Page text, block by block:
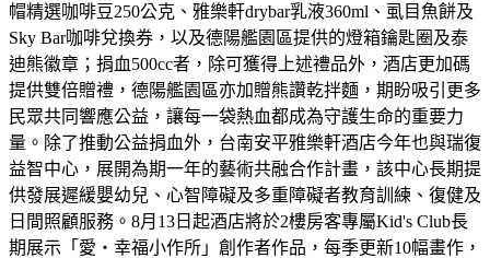
帽精選咖啡豆250公克、雅樂軒drybar乳液360ml、虱目魚餅及
Sky Bar咖啡兌換券，以及德陽艦園區提供的燈箱鑰匙圈及泰
迪熊徽章；捐血500cc者，除可獲得上述禮品外，酒店更加碼
提供雙倍贈禮，德陽艦園區亦加贈熊讚乾拌麵，期盼吸引更多
民眾共同響應公益，讓每一袋熱血都成為守護生命的重要力
量。除了推動公益捐血外，台南安平雅樂軒酒店今年也與瑞復
益智中心，展開為期一年的藝術共融合作計畫，該中心長期提
供發展遲緩嬰幼兒、心智障礙及多重障礙者教育訓練、復健及
日間照顧服務。8月13日起酒店將於2樓房客專屬Kid's Club長
期展示「愛・幸福小作所」創作者作品，每季更新10幅畫作，